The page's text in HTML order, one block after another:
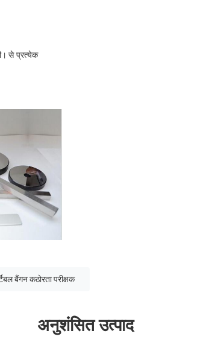
से प्रत्येक
बैंगन कठोरता परीक्षक
अनुशंसित उत्पाद